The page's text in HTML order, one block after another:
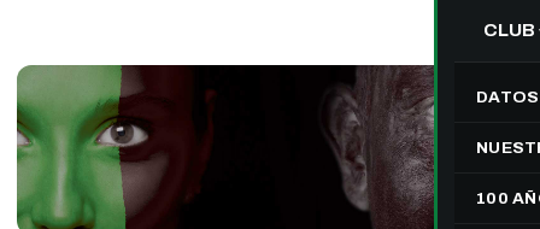
CLUB
100